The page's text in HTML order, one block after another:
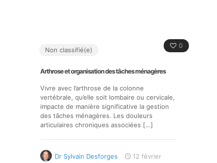
0
Non classifié(e)
Arthrose et organisation des tâches ménagères
Vivre avec l’arthrose de la colonne
vertébrale, qu’elle soit lombaire ou cervicale,
impacte de manière significative la gestion
des tâches ménagères. Les douleurs
articulaires chroniques associées […]
Dr Sylvain Desforges 12 février